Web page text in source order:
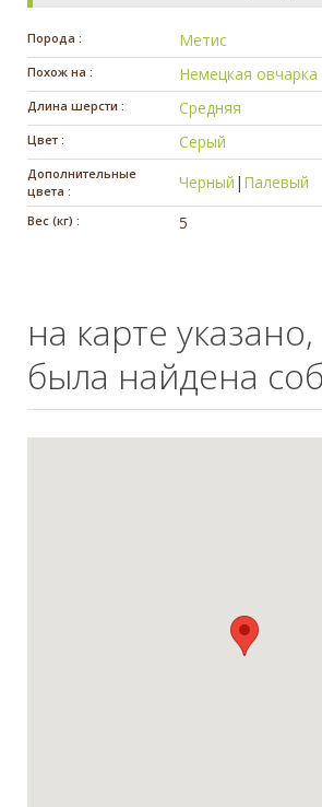
Порода : Метис
Похож на : Немецкая овчарка
Длина шерсти : Средняя
Цвет : Серый
Дополнительные
цвета :
Черный | Палевый
Вес (кг) : 5
на карте указано,
была найдена